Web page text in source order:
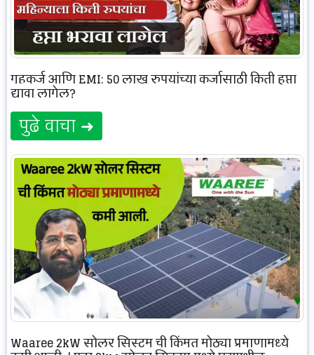
गृहकर्ज आणि EMI: 50 लाख रुपयांच्या कर्जासाठी किती हप्ता
द्यावा लागेल?
पुढे वाचा ➜
Waaree 2kW सोलर सिस्टम ची किंमत मोठ्या प्रमाणामध्ये